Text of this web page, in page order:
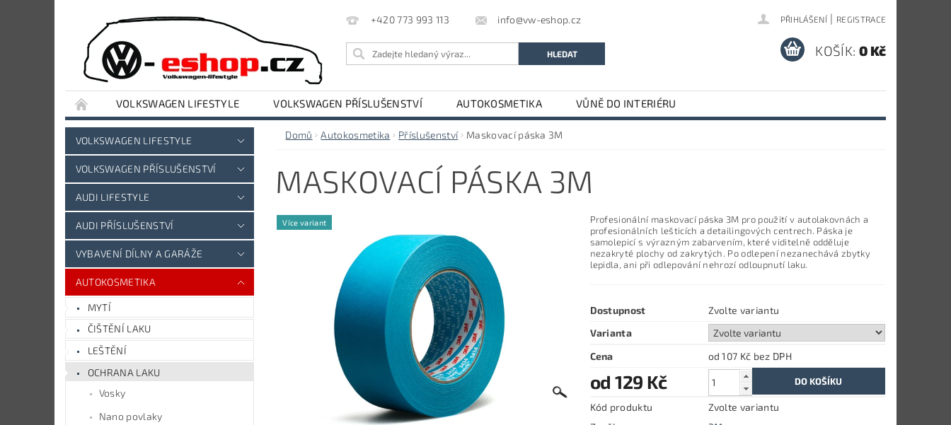
+420 773 993 113 info@vw-eshop.cz PŘIHLÁŠENÍ | REGISTRACE
KOŠÍK: 0 Kč
VOLKSWAGEN LIFESTYLE VOLKSWAGEN PŘÍSLUŠENSTVÍ AUTOKOSMETIKA
VŮNĚ DO INTERIÉRU
VYBAVENÍ DÍLNY A GARÁŽE
AUDI LIFESTYLE AUDI PŘÍSLUŠENSTVÍ
VOLKSWAGEN LIFESTYLE
VOLKSWAGEN PŘÍSLUŠENSTVÍ
AUDI LIFESTYLE
AUDI PŘÍSLUŠENSTVÍ
VYBAVENÍ DÍLNY A GARÁŽE
AUTOKOSMETIKA
MYTÍ
ČIŠTĚNÍ LAKU
LEŠTĚNÍ
OCHRANA LAKU
Vosky
Nano povlaky
Domů Autokosmetika Příslušenství Maskovací páska 3M
MASKOVACÍ PÁSKA 3M
Více variant
Profesionální maskovací páska 3M pro použití v autolakovnách a
profesionálních lešticích a detailingových centrech. Páska je
samolepicí s výrazným zabarvením, které viditelně odděluje
nezakryté plochy od zakrytých. Po odlepení nezanechává zbytky
lepidla, ani při odlepování nehrozí odloupnutí laku.
Dostupnost
Zvolte variantu
Varianta
Cena
od 107 Kč bez DPH
od 129 Kč
Kód produktu
Zvolte variantu